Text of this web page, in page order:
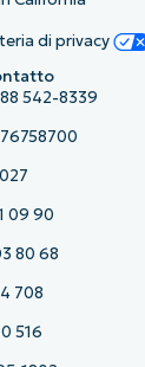
di privacy
542-8339
09 90
80 68
708
516